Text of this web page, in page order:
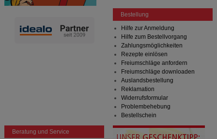
unserer Website sammeln, mit deren Hilfe wir unsere
Website weiter für Sie optimieren können, den Inhalt
auf unserer Website aber auch die Werbung auf
Drittseiten möglichst relevant für Sie zu gestalten.
Bitte beachten Sie, dass Daten hierfür teilweise an
Dritte wie z.B. Google oder soziale Medien
Bestellung
Hilfe zur Anmeldung
Hilfe zum Bestellvorgang
Zahlungsmöglichkeiten
Rezepte einlösen
Freiumschläge anfordern
Freiumschläge downloaden
Auslandsbestellung
Reklamation
Widerrufsformular
Problembehebung
Bestellschein
Beratung und Service